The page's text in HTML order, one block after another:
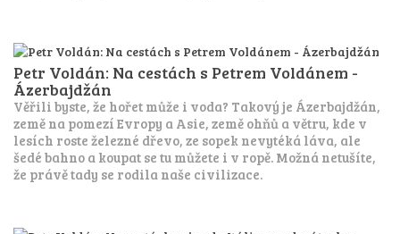
Petr Voldán: Na cestách s Petrem Voldánem -
Ázerbajdžán
Věřili byste, že hořet může i voda? Takový je Ázerbajdžán,
země na pomezí Evropy a Asie, země ohňů a větru, kde v
lesích roste železné dřevo, ze sopek nevytéká láva, ale
šedé bahno a koupat se tu můžete i v ropě. Možná netušíte,
že právě tady se rodila naše civilizace.